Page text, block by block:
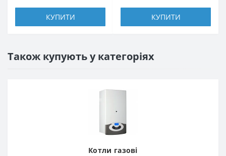
КУПИТИ КУПИТИ
Також купують у категоріях
Котли газові